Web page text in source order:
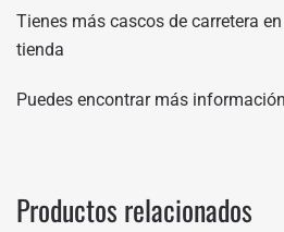
Tienes más cascos de carretera en
tienda
Puedes encontrar más información
Productos relacionados